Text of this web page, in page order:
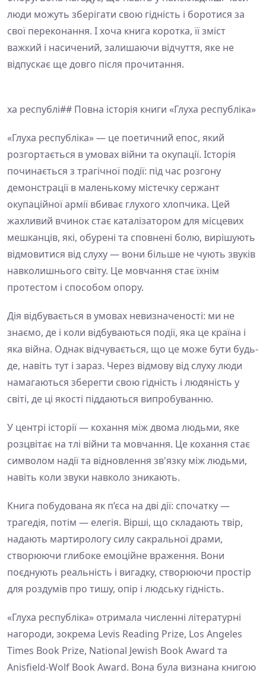
люди можуть зберігати свою гідність і боротися за
свої переконання. І хоча книга коротка, її зміст
важкий і насичений, залишаючи відчуття, яке не
відпускає ще довго після прочитання.
ха республі## Повна історія книги «Глуха республіка»
«Глуха республіка» — це поетичний епос, який
розгортається в умовах війни та окупації. Історія
починається з трагічної події: під час розгону
демонстрації в маленькому містечку сержант
окупаційної армії вбиває глухого хлопчика. Цей
жахливий вчинок стає каталізатором для місцевих
мешканців, які, обурені та сповнені болю, вирішують
відмовитися від слуху — вони більше не чують звуків
навколишнього світу. Це мовчання стає їхнім
протестом і способом опору.
Дія відбувається в умовах невизначеності: ми не
знаємо, де і коли відбуваються події, яка це країна і
яка війна. Однак відчувається, що це може бути будь-
де, навіть тут і зараз. Через відмову від слуху люди
намагаються зберегти свою гідність і людяність у
світі, де ці якості піддаються випробуванню.
У центрі історії — кохання між двома людьми, яке
розцвітає на тлі війни та мовчання. Це кохання стає
символом надії та відновлення зв'язку між людьми,
навіть коли звуки навколо зникають.
Книга побудована як п’єса на дві дії: спочатку —
трагедія, потім — елегія. Вірші, що складають твір,
надають мартирологу силу сакральної драми,
створюючи глибоке емоційне враження. Вони
поєднують реальність і вигадку, створюючи простір
для роздумів про тишу, опір і людську гідність.
«Глуха республіка» отримала численні літературні
нагороди, зокрема Levis Reading Prize, Los Angeles
Times Book Prize, National Jewish Book Award та
Anisfield-Wolf Book Award. Вона була визнана книгою